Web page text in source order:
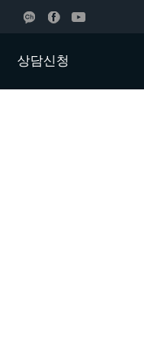
상담신청